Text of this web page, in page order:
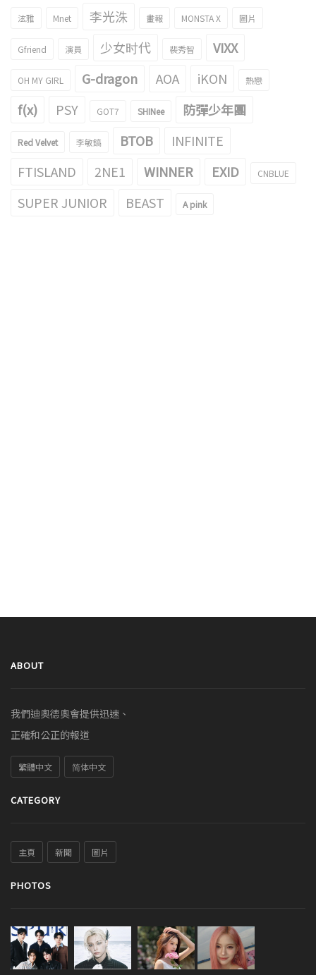
泫雅 Mnet 李光洙 畫報 MONSTA X 圖片
Gfriend 演員 少女时代 裴秀智 VIXX
OH MY GIRL G-dragon AOA iKON 熱戀
f(x) PSY GOT7 SHINee 防彈少年團
Red Velvet 李敏鎬 BTOB
INFINITE
FTISLAND
2NE1 WINNER EXID CNBLUE
SUPER JUNIOR BEAST A pink
ABOUT
我們迪奧德奧會提供迅速、
正確和公正的報道
繁體中文 简体中文
CATEGORY
主頁 新聞 圖片
PHOTOS